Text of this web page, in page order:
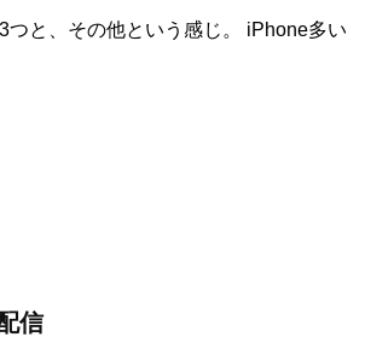
と、その他という感じ。
iPhone多い
信